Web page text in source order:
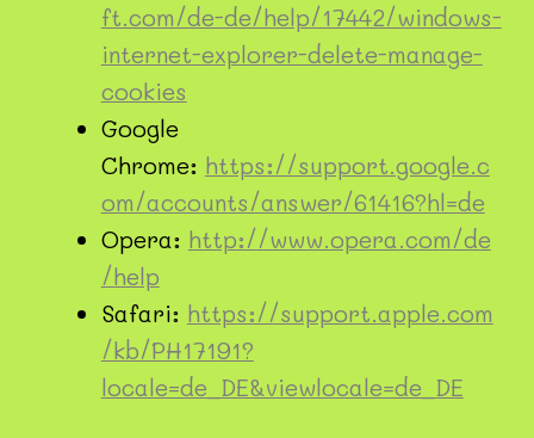
ft.com/de-de/help/17442/windows-
internet-explorer-delete-manage-
cookies
Google
Chrome: https://support.google.c
om/accounts/answer/61416?hl=de
Opera: http://www.opera.com/de
/help
Safari: https://support.apple.com
/kb/PH17191?
locale=de_DE&viewlocale=de_DE